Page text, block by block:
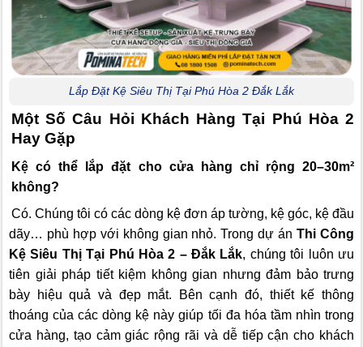
Lắp Đặt Kệ Siêu Thị Tại Phú Hòa 2 Đắk Lắk
Một Số Câu Hỏi Khách Hàng Tại Phú Hòa 2
Hay Gặp
Kệ có thể lắp đặt cho cửa hàng chỉ rộng 20–30m²
không?
Có. Chúng tôi có các dòng kệ đơn áp tường, kệ góc, kệ đầu
dãy… phù hợp với không gian nhỏ. Trong dự ánThi Công
Kệ Siêu Thị Tại Phú Hòa 2 – Đắk Lắk, chúng tôi luôn ưu
tiên giải pháp tiết kiệm không gian nhưng đảm bảo trưng
bày hiệu quả và đẹp mắt. Bên cạnh đó, thiết kế thông
thoáng của các dòng kệ này giúp tối đa hóa tầm nhìn trong
cửa hàng, tạo cảm giác rộng rãi và dễ tiếp cận cho khách